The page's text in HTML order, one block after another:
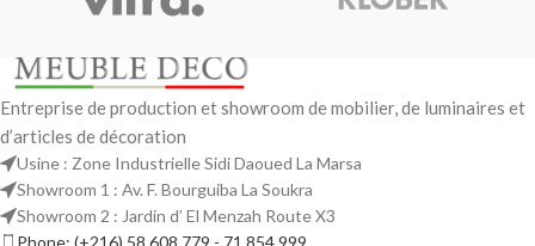
Entreprise de production et showroom de mobilier, de luminaires et
d’articles de décoration
Usine : Zone Industrielle Sidi Daoued La Marsa
Showroom 1 : Av. F. Bourguiba La Soukra
Showroom 2 : Jardin d’ El Menzah Route X3
Phone: (+216) 58 608 779 - 71 854 999